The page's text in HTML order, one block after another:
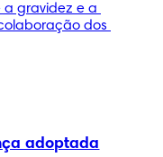
gravidez e a
dos
adoptada